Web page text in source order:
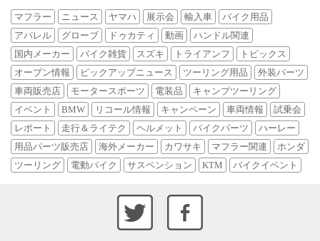
マフラー ニュース ヤマハ 展示会 輸入車
バイク用品
アパレル
グローブ ドゥカティ 動画
ハンドル関連
国内メーカー
バイク雑貨 スズキ トライアンフ
トピックス
オープン情報
ピックアップニュース ツーリング用品
外装パーツ
車両販売店
モータースポーツ 電装品
キャンプツーリング
イベント
BMW リコール情報 キャンペーン 車両情報
試乗会
レポート
走行＆ライテク ヘルメット バイクパーツ
ハーレー
用品パーツ販売店
海外メーカー カワサキ マフラー関連
ホンダ
ツーリング
電動バイク サスペンション KTM バイクイベント